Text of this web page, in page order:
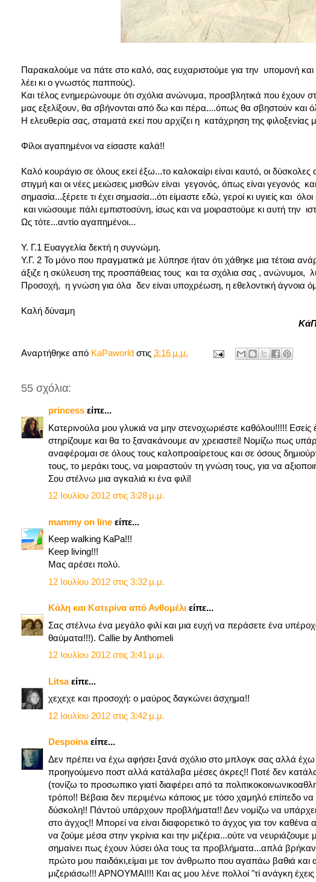
Παρακαλούμε να πάτε στο καλό, σας ευχαριστούμε για την υπομονή
λέει κι ο γνωστός παππούς).
Και τέλος ενημερώνουμε ότι σχόλια ανώνυμα, προσβλητικά που έχουν
μας εξελίξουν, θα σβήνονται από δω και πέρα....όπως θα σβηστούν και
Η ελευθερία σας, σταματά εκεί που αρχίζει η κατάχρηση της φιλοξενίας
Φίλοι αγαπημένοι να είσαστε καλά!!
Καλό κουράγιο σε όλους εκεί έξω...το καλοκαίρι είναι καυτό, οι
στιγμή και οι νέες μειώσεις μισθών είναι γεγονός, όπως είναι
σημασία...ξέρετε τι έχει σημασία...ότι είμαστε εδώ, γεροί κι υγιείς και
και νιώσουμε πάλι εμπιστοσύνη, ίσως και να μοιραστούμε κι αυτή την
Ως τότε...αντίο αγαπημένοι...
Υ. Γ.1 Ευαγγελία δεκτή η συγνώμη.
Υ.Γ. 2 Το μόνο που πραγματικά με λύπησε ήταν ότι χάθηκε μια τέτοια
άξιζε η σκύλευση της προσπάθειας τους και τα σχόλια σας ,
Προσοχή, η γνώση για όλα δεν είναι υποχρέωση, η εθελοντική άγνοια
Καλή δύναμη
Αναρτήθηκε από KaPaworld στις 3:16 μ.μ.
55 σχόλια:
princess είπε...
Κατερινούλα μου γλυκιά να μην στενοχωριέστε καθόλου!!!!! Εσείς
στηρίζουμε και θα το ξανακάνουμε αν χρειαστεί! Νομίζω πως
αναφέρομαι σε όλους τους καλοπροαίρετους και σε όσους
τους, το μεράκι τους, να μοιραστούν τη γνώση τους, για να
Σου στέλνω μια αγκαλιά κι ένα φιλί!
12 Ιουλίου 2012 στις 3:28 μ.μ.
mammy on line είπε...
Keep walking KaPa!!!
Keep living!!!
Μας αρέσει πολύ.
12 Ιουλίου 2012 στις 3:32 μ.μ.
Κάλη και Κατερίνα από Ανθομέλι είπε...
Σας στέλνω ένα μεγάλο φιλί και μια ευχή να περάσετε ένα
θαύματα!!!). Callie by Anthomeli
12 Ιουλίου 2012 στις 3:41 μ.μ.
Litsaείπε...
χεχεχε και προσοχή: ο μαύρος δαγκώνει άσχημα!!
12 Ιουλίου 2012 στις 3:42 μ.μ.
Despoinaείπε...
Δεν πρέπει να έχω αφήσει ξανά σχόλιο στο μπλογκ σας αλλά έχω
προηγούμενο ποστ αλλά κατάλαβα μέσες άκρες!! Ποτέ δεν
(τονίζω το προσωπικο γιατί διαφέρει από τα
τρόπο!! Βέβαια δεν περιμένω κάποιος με τόσο χαμηλό επίπεδο
δύσκολη!! Πάντού υπάρχουν προβλήματα!! Δεν νομίζω να
στο άγχος!! Μπορεί να είναι διαφορετικό το άγχος για τον
να ζούμε μέσα στην γκρίνια και την μιζέρια...ούτε να
σημαίνει πως έχουν λύσει όλα τους τα προβλήματα...απλά
πρώτο μου παιδάκι,είμαι με τον άνθρωπο που αγαπάω βαθιά και
μιζεριάσω!!! ΑΡΝΟΥΜΑΙ!!! Και ας μου λένε πολλοί "τί ανάγκη